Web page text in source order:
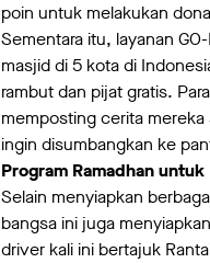
poin untuk melakukan
Sementara itu, layanan
masjid di 5 kota di
rambut dan pijat gratis.
memposting cerita
ingin disumbangkan ke
Program Ramadhan untuk
Selain menyiapkan
bangsa ini juga
driver kali ini bertajuk